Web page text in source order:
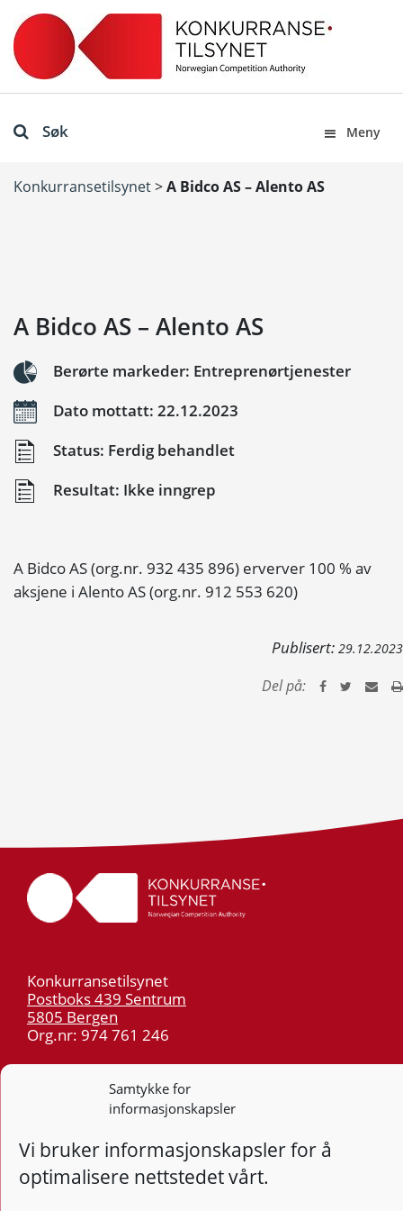
Samtykke for
informasjonskapsler
Vi bruker informasjonskapsler for å
optimalisere nettstedet vårt.
Søk Meny
Konkurransetilsynet>A Bidco AS – Alento AS
A Bidco AS – Alento AS
Berørte markeder: Entreprenørtjenester
Dato mottatt: 22.12.2023
Status: Ferdig behandlet
Resultat: Ikke inngrep
A Bidco AS (org.nr. 932 435 896) erverver 100 % av
aksjene i Alento AS (org.nr. 912 553 620)
Publisert: 29.12.2023
Del på:
Konkurransetilsynet
Postboks 439 Sentrum
5805 Bergen
Org.nr: 974 761 246
55 59 75 00
post@kt.no